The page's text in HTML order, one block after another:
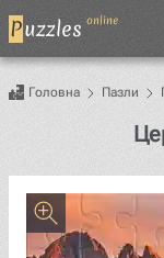
Puzzles online
Головна Пазли